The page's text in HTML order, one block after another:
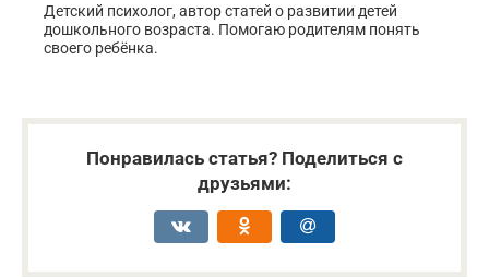
Детский психолог, автор статей о развитии детей
дошкольного возраста. Помогаю родителям понять
своего ребёнка.
Понравилась статья? Поделиться с
друзьями: